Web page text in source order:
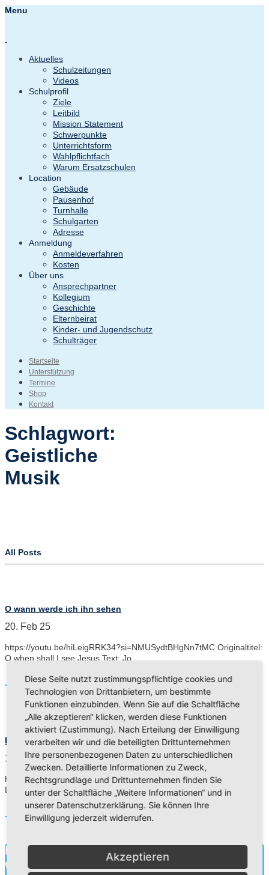
Menu
Aktuelles
Schulzeitungen
Videos
Schulprofil
Ziele
Leitbild
Mission Statement
Schwerpunkte
Unterrichtsform
Wahlpflichtfach
Warum Ersatzschulen
Location
Gebäude
Pausenhof
Turnhalle
Schulgarten
Adresse
Anmeldung
Anmeldeverfahren
Kosten
Über uns
Ansprechpartner
Kollegium
Geschichte
Elternbeirat
Kinder- und Jugendschutz
Schulträger
Startseite
Unterstützung
Termine
Shop
Kontakt
Schlagwort:
Geistliche
Musik
All Posts
O wann werde ich ihn sehen
20. Feb 25
https://youtu.be/hiLeigRRK34?si=NMUSydtBHgNn7tMC Originaltitel:
O when shall I see Jesus Text: Jo…
Read More
Eine Handvoll Erde (Cover) :: (Musikvideo)
12. Dez 22
https://youtu.be/S2uEDO3boIM?si=pBSgN_9BqUa5WmLL Dieses
Lied-Projekt ist aus dem Motto eines Schulg…
Read More
Bildung für heute.
Wissen für morgen.
Diese Seite nutzt zustimmungspflichtige cookies und
Technologien von Drittanbietern, um bestimmte
Funktionen einzubinden. Wenn Sie auf die Schaltfläche
„Alle akzeptieren“ klicken, werden diese Funktionen
aktiviert (Zustimmung). Nach Erteilung der Einwilligung
verarbeiten wir und die beteiligten Drittunternehmen
Ihre personenbezogenen Daten zu unterschiedlichen
Zwecken. Detaillierte Informationen zu Zweck,
Rechtsgrundlage und Drittunternehmen finden Sie
unter der Schaltfläche „Weitere Informationen“ und in
unserer Datenschutzerklärung. Sie können Ihre
Einwilligung jederzeit widerrufen.
Akzeptieren